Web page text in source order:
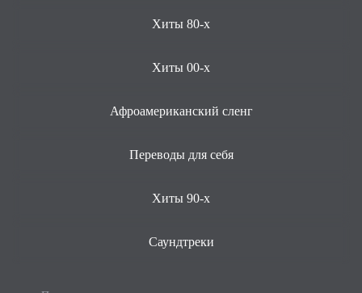
Хиты 80-х
Хиты 00-х
Афроамериканский сленг
Переводы для себя
Хиты 90-х
Саундтреки